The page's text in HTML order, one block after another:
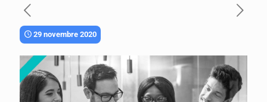
29 novembre 2020